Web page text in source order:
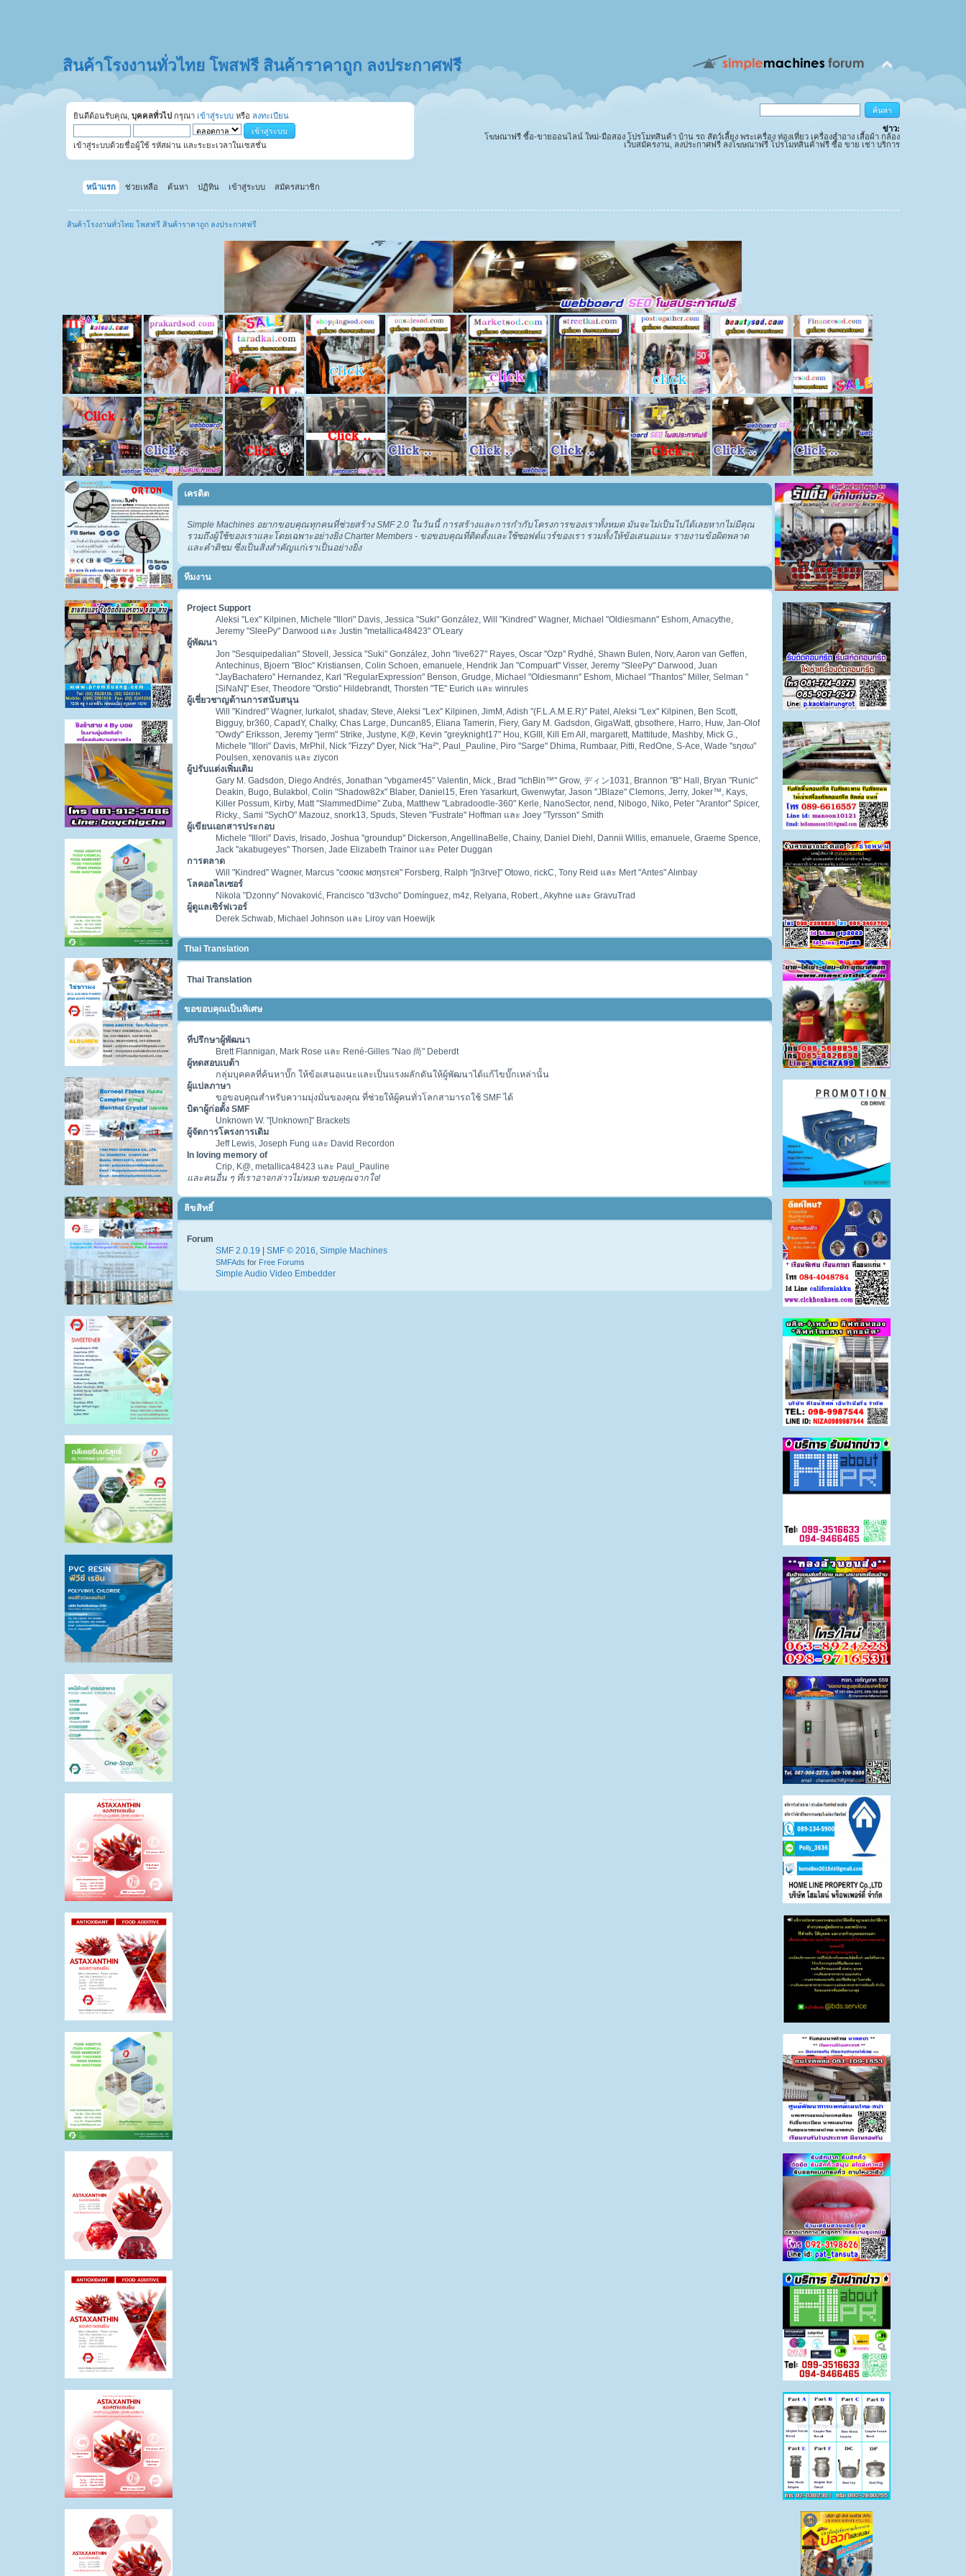
สินค้าโรงงานทั่วไทย โพสฟรี สินค้าราคาถูก ลงประกาศฟรี
ยินดีต้อนรับคุณ,บุคคลทั่วไป กรุณา เข้าสู่ระบบ หรือ ลงทะเบียน
เข้าสู่ระบบด้วยชื่อผู้ใช้ รหัสผ่าน และระยะเวลาในเซสชั่น
ข่าว:
โฆษณาฟรี ซื้อ-ขายออนไลน์ ใหม่-มือสอง โปรโมทสินค้า บ้าน รถ สัตว์เลี้ยง พระเครื่อง ท่องเที่ยว เครื่องสำอาง เสื้อผ้า กล้อง
เว็บสมัครงาน, ลงประกาศฟรี ลงโฆษณาฟรี โปรโมทสินค้าฟรี ซื้อ ขาย เช่า บริการ
หน้าแรก ช่วยเหลือ ค้นหา ปฏิทิน เข้าสู่ระบบ สมัครสมาชิก
สินค้าโรงงานทั่วไทย โพสฟรี สินค้าราคาถูก ลงประกาศฟรี
เครดิต
Simple Machines อยากขอบคุณทุกคนที่ช่วยสร้าง SMF 2.0 ในวันนี้ การสร้างและการกำกับโครงการของเราทั้งหมด มันจะไม่เป็นไปได้เลยหากไม่มีคุณ
รวมถึงผู้ใช้ของเราและโดยเฉพาะอย่างยิ่ง Charter Members - ขอขอบคุณที่ติดตั้งและใช้ซอฟต์แวร์ของเรา รวมทั้งให้ข้อเสนอแนะ รายงานข้อผิดพลาด
และคำติชม ซึ่งเป็นสิ่งสำคัญแก่เราเป็นอย่างยิ่ง
ทีมงาน
Project Support
Aleksi "Lex" Kilpinen, Michele "Illori" Davis, Jessica "Suki" González, Will "Kindred" Wagner, Michael "Oldiesmann" Eshom, Amacythe,
Jeremy "SleePy" Darwood และ Justin "metallica48423" O'Leary
ผู้พัฒนา
Jon "Sesquipedalian" Stovell, Jessica "Suki" González, John "live627" Rayes, Oscar "Ozp" Rydhé, Shawn Bulen, Norv, Aaron van Geffen,
Antechinus, Bjoern "Bloc" Kristiansen, Colin Schoen, emanuele, Hendrik Jan "Compuart" Visser, Jeremy "SleePy" Darwood, Juan
"JayBachatero" Hernandez, Karl "RegularExpression" Benson, Grudge, Michael "Oldiesmann" Eshom, Michael "Thantos" Miller, Selman "
[SiNaN]" Eser, Theodore "Orstio" Hildebrandt, Thorsten "TE" Eurich และ winrules
ผู้เชี่ยวชาญด้านการสนับสนุน
Will "Kindred" Wagner, lurkalot, shadav, Steve, Aleksi "Lex" Kilpinen, JimM, Adish "(F.L.A.M.E.R)" Patel, Aleksi "Lex" Kilpinen, Ben Scott,
Bigguy, br360, CapadY, Chalky, Chas Large, Duncan85, Eliana Tamerin, Fiery, Gary M. Gadsdon, GigaWatt, gbsothere, Harro, Huw, Jan-Olof
"Owdy" Eriksson, Jeremy "jerm" Strike, Justyne, K@, Kevin "greyknight17" Hou, KGIII, Kill Em All, margarett, Mattitude, Mashby, Mick G.,
Michele "Illori" Davis, MrPhil, Nick "Fizzy" Dyer, Nick "Ha²", Paul_Pauline, Piro "Sarge" Dhima, Rumbaar, Pitti, RedOne, S-Ace, Wade "sησω"
Poulsen, xenovanis และ ziycon
ผู้ปรับแต่งเพิ่มเติม
Gary M. Gadsdon, Diego Andrés, Jonathan "vbgamer45" Valentin, Mick., Brad "IchBin™" Grow, ディン1031, Brannon "B" Hall, Bryan "Runic"
Deakin, Bugo, Bulakbol, Colin "Shadow82x" Blaber, Daniel15, Eren Yasarkurt, Gwenwyfar, Jason "JBlaze" Clemons, Jerry, Joker™, Kays,
Killer Possum, Kirby, Matt "SlammedDime" Zuba, Matthew "Labradoodle-360" Kerle, NanoSector, nend, Nibogo, Niko, Peter "Arantor" Spicer,
Ricky., Sami "SychO" Mazouz, snork13, Spuds, Steven "Fustrate" Hoffman และ Joey "Tyrsson" Smith
ผู้เขียนเอกสารประกอบ
Michele "Illori" Davis, Irisado, Joshua "groundup" Dickerson, AngellinaBelle, Chainy, Daniel Diehl, Dannii Willis, emanuele, Graeme Spence,
Jack "akabugeyes" Thorsen, Jade Elizabeth Trainor และ Peter Duggan
การตลาด
Will "Kindred" Wagner, Marcus "cσσкιє мσηѕтєя" Forsberg, Ralph "[n3rve]" Otowo, rickC, Tony Reid และ Mert "Antes" Alınbay
โลคอลไลเซอร์
Nikola "Dzonny" Novaković, Francisco "d3vcho" Domínguez, m4z, Relyana, Robert., Akyhne และ GravuTrad
ผู้ดูแลเซิร์ฟเวอร์
Derek Schwab, Michael Johnson และ Liroy van Hoewijk
Thai Translation
Thai Translation
ขอขอบคุณเป็นพิเศษ
ที่ปรึกษาผู้พัฒนา
Brett Flannigan, Mark Rose และ René-Gilles "Nao 尚" Deberdt
ผู้ทดสอบเบต้า
กลุ่มบุคคลที่ค้นหาบั๊ก ให้ข้อเสนอแนะและเป็นแรงผลักดันให้ผู้พัฒนาได้แก้ไขบั๊กเหล่านั้น
ผู้แปลภาษา
ขอขอบคุณสำหรับความมุ่งมั่นของคุณ ที่ช่วยให้ผู้คนทั่วโลกสามารถใช้ SMF ได้
บิดาผู้ก่อตั้ง SMF
Unknown W. "[Unknown]" Brackets
ผู้จัดการโครงการเดิม
Jeff Lewis, Joseph Fung และ David Recordon
In loving memory of
Crip, K@, metallica48423 และ Paul_Pauline
และคนอื่น ๆ ที่เราอาจกล่าวไม่หมด ขอบคุณจากใจ!
ลิขสิทธิ์
Forum
SMF 2.0.19 | SMF © 2016, Simple Machines
SMFAds for Free Forums
Simple Audio Video Embedder